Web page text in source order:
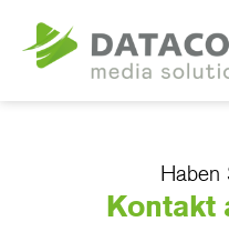
Haben
Kontakt